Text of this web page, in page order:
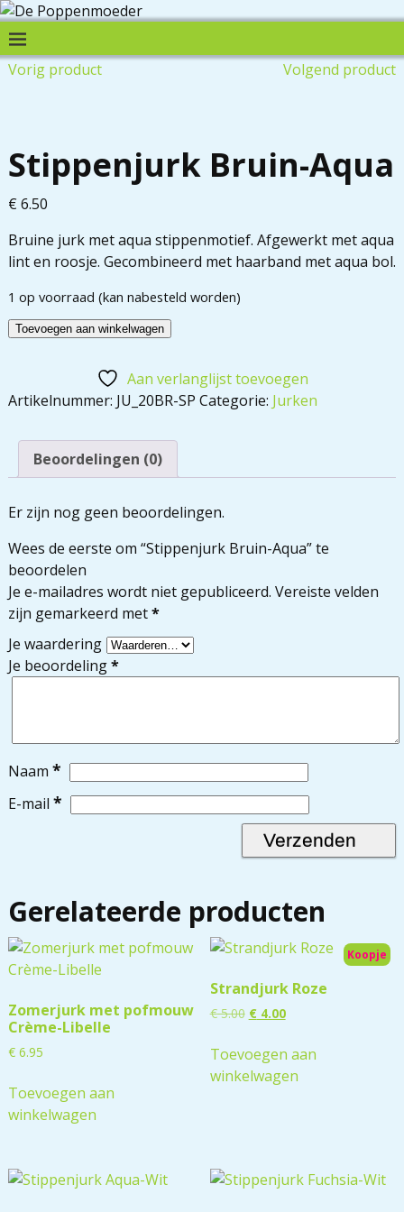
Vorig product Volgend product
Stippenjurk Bruin-Aqua
€ 6.50
Bruine jurk met aqua stippenmotief. Afgewerkt met aqua
lint en roosje. Gecombineerd met haarband met aqua bol.
1 op voorraad (kan nabesteld worden)
Toevoegen aan winkelwagen
Aan verlanglijst toevoegen
Artikelnummer: JU_20BR-SP Categorie: Jurken
Beoordelingen (0)
Er zijn nog geen beoordelingen.
Wees de eerste om “Stippenjurk Bruin-Aqua” te
beoordelen
Je e-mailadres wordt niet gepubliceerd. Vereiste velden
zijn gemarkeerd met*
Je waardering
Je beoordeling*
Naam *
E-mail *
Gerelateerde producten
Zomerjurk met pofmouw
Crème-Libelle
€6.95
Toevoegen aan
winkelwagen
Koopje
Strandjurk Roze
€5.00 €4.00
Toevoegen aan
winkelwagen